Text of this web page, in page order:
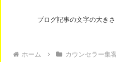
ブログ記事の文字の大き
ホーム カウンセラー集